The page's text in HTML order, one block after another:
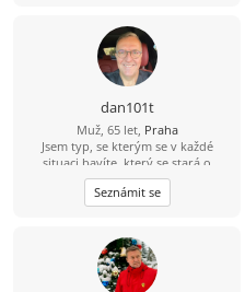
dan101t
Muž, 65 let, Praha
Jsem typ, se kterým se v každé
situaci bavíte, který se stará o
ostatní, dává si závazky a rád
udržuje kontakt s přáteli a rodinou
po celé zemi. Popisuji se jako
něžný, hravý a zralý, fit a nekuřák.
Jsem poměrně hluboký, inteligentní,
všímavý, přemýšlivý, mluvím tiše a
Seznámit se